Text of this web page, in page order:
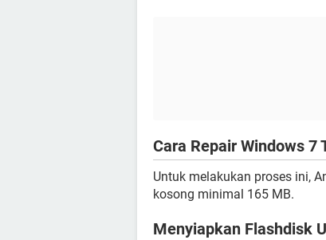
Cara Repair Windows 7
Untuk melakukan proses ini,
kosong minimal 165 MB.
Menyiapkan Flashdisk